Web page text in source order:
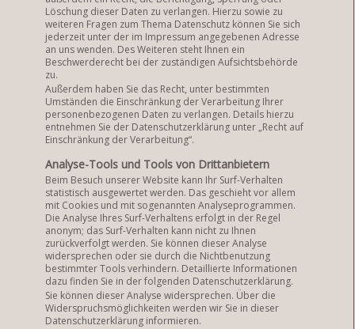
Löschung dieser Daten zu verlangen. Hierzu sowie zu
weiteren Fragen zum Thema Datenschutz können Sie sich
jederzeit unter der im Impressum angegebenen Adresse
an uns wenden. Des Weiteren steht Ihnen ein
Beschwerderecht bei der zuständigen Aufsichtsbehörde
zu.
Außerdem haben Sie das Recht, unter bestimmten
Umständen die Einschränkung der Verarbeitung Ihrer
personenbezogenen Daten zu verlangen. Details hierzu
entnehmen Sie der Datenschutzerklärung unter „Recht auf
Einschränkung der Verarbeitung“.
Analyse-Tools und Tools von Drittanbietern
Beim Besuch unserer Website kann Ihr Surf-Verhalten
statistisch ausgewertet werden. Das geschieht vor allem
mit Cookies und mit sogenannten Analyseprogrammen.
Die Analyse Ihres Surf-Verhaltens erfolgt in der Regel
anonym; das Surf-Verhalten kann nicht zu Ihnen
zurückverfolgt werden. Sie können dieser Analyse
widersprechen oder sie durch die Nichtbenutzung
bestimmter Tools verhindern. Detaillierte Informationen
dazu finden Sie in der folgenden Datenschutzerklärung.
Sie können dieser Analyse widersprechen. Über die
Widerspruchsmöglichkeiten werden wir Sie in dieser
Datenschutzerklärung informieren.